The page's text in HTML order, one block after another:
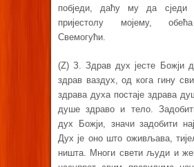
побједи, даћу му да
пријестолу мојему,
Свемогући.
(Z) З. Здрав дух јесте Божји
здрав ваздух, од кога гину
здрава духа постаје здрава
душе здраво и тело.
дух Божји, значи задобити
Дух је оно што оживљава,
ништа. Многи свети људи и